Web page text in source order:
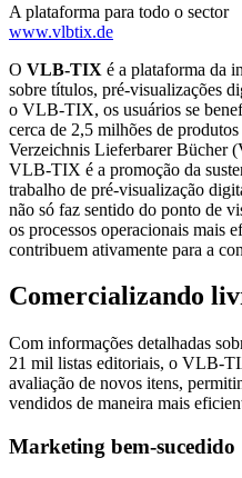
A plataforma para todo o sector
www.vlbtix.de
O VLB-TIX é a plataforma da
sobre títulos, pré-visualizações
o VLB-TIX, os usuários se
cerca de 2,5 milhões de
Verzeichnis Lieferbarer Bücher
VLB-TIX é a promoção da
trabalho de pré-visualização
não só faz sentido do ponto de
os processos operacionais mais
contribuem ativamente para a
Comercializando
Com informações detalhadas
21 mil listas editoriais, o VLB-
avaliação de novos itens,
vendidos de maneira mais
Marketing bem-sucedido